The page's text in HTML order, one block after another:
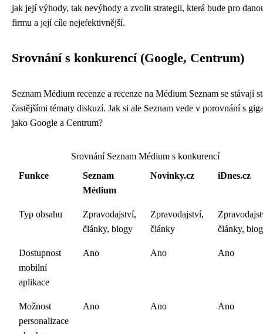
jak její výhody, tak nevýhody a zvolit strategii, která bude pro
firmu a její cíle nejefektivnější.
Srovnání s konkurencí (Google, Centrum)
Seznam Médium recenze a recenze na Médium Seznam se stávají
častějšími tématy diskuzí. Jak si ale Seznam vede v porovnání s
jako Google a Centrum?
Srovnání Seznam Médium s konkurencí
Funkce
Seznam
Médium
Novinky.cz iDnes.cz
Typ obsahu
Zpravodajství,
články, blogy
Zpravodajství,
články
články,
Dostupnost
mobilní
aplikace
Ano Ano Ano
Možnost
personalizace
Ano Ano Ano